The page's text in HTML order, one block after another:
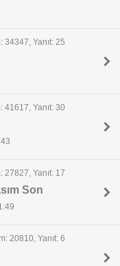
34347, Yanıt: 25
41617, Yanıt: 30
27827, Yanıt: 17
Son
20810, Yanıt: 6